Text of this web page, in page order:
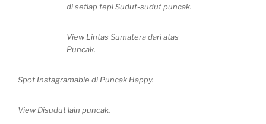
di setiap tepi Sudut-sudut puncak.
View Lintas Sumatera dari atas
Puncak.
Spot Instagramable di Puncak Happy.
View Disudut lain puncak.